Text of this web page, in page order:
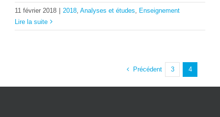
11 février 2018 | 2018 Analyses et études
Enseignement
Lire la suite
Précédent 3 4